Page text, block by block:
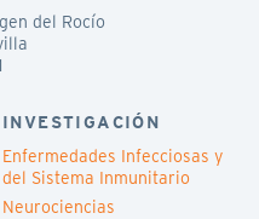
del Rocío
INVESTIGACIÓN
Enfermedades Infecciosas y
del Sistema Inmunitario
Neurociencias